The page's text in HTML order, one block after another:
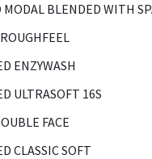
BLENDED WITH
ENZYWASH
ULTRASOFT 16S
FACE
CLASSIC SOFT